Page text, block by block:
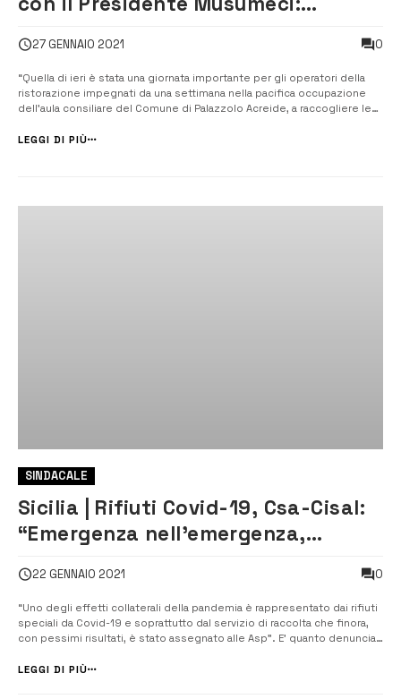
ristoratori
27 GENNAIO 2021 0
“Quella di ieri è stata una giornata importante per gli operatori della
ristorazione impegnati da una settimana nella pacifica occupazione
dell’aula consiliare del Comune di Palazzolo Acreide, a raccogliere le
Siciliana Nello Musumeci”. [/] Ad intervenire è Gianpaolo...
LEGGI DI PIÙ
SINDACALE
Sicilia | Rifiuti Covid-19, Csa-Cisal:
“Emergenza nell’emergenza,
22 GENNAIO 2021 0
“Uno degli effetti collaterali della pandemia è rappresentato dai rifiuti
speciali da Covid-19 e soprattutto dal servizio di raccolta che finora,
con pessimi risultati, è stato assegnato alle Asp”. E’ quanto denuncia
funziona, migliaia di siciliani in qua...
LEGGI DI PIÙ